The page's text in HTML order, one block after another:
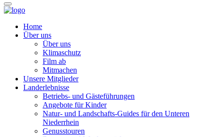
Home
Über uns
Über uns
Klimaschutz
Film ab
Mitmachen
Unsere Mitglieder
Landerlebnisse
Betriebs- und Gästeführungen
Angebote für Kinder
Natur- und Landschafts-Guides für den Unteren
Niederrhein
Genusstouren